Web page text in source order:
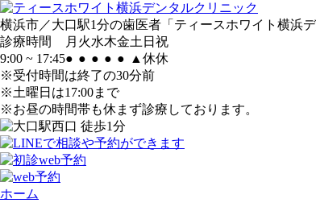
横浜市／大口駅1分の歯医者「ティースホワイト横浜
診療時間
月 火水木金土 日 祝
9:00 ~ 17:45● ● ● ● ● ▲ 休休
※受付時間は終了の30分前
※土曜日は17:00まで
※お昼の時間帯も休まず診療しております。
ホーム